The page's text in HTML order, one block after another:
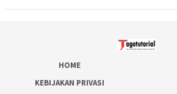
HOME
KEBIJAKAN PRIVASI